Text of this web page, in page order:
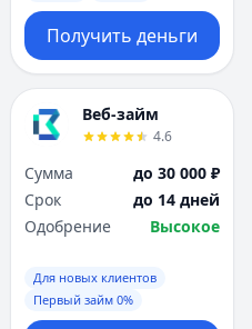
Получить деньги
Веб-займ
4.6
Сумма
до 30 000 ₽
Срок
до 14 дней
Одобрение
Высокое
Для новых клиентов
Первый займ 0%